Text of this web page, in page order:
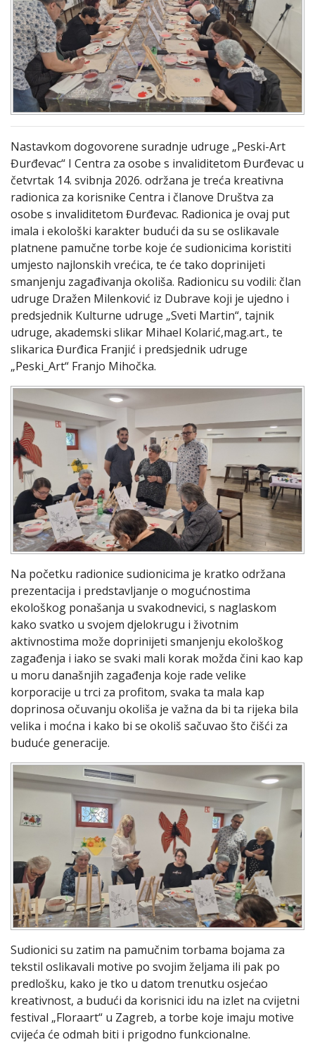
Nastavkom dogovorene suradnje udruge „Peski-Art
Đurđevac“ I Centra za osobe s invaliditetom Đurđevac u
četvrtak 14. svibnja 2026. održana je treća kreativna
radionica za korisnike Centra i članove Društva za
osobe s invaliditetom Đurđevac. Radionica je ovaj put
imala i ekološki karakter budući da su se oslikavale
platnene pamučne torbe koje će sudionicima koristiti
umjesto najlonskih vrećica, te će tako doprinijeti
smanjenju zagađivanja okoliša. Radionicu su vodili: član
udruge Dražen Milenković iz Dubrave koji je ujedno i
predsjednik Kulturne udruge „Sveti Martin“, tajnik
udruge, akademski slikar Mihael Kolarić,mag.art., te
slikarica Đurđica Franjić i predsjednik udruge
„Peski_Art“ Franjo Mihočka.
Na početku radionice sudionicima je kratko održana
prezentacija i predstavljanje o mogućnostima
ekološkog ponašanja u svakodnevici, s naglaskom
kako svatko u svojem djelokrugu i životnim
aktivnostima može doprinijeti smanjenju ekološkog
zagađenja i iako se svaki mali korak možda čini kao kap
u moru današnjih zagađenja koje rade velike
korporacije u trci za profitom, svaka ta mala kap
doprinosa očuvanju okoliša je važna da bi ta rijeka bila
velika i moćna i kako bi se okoliš sačuvao što čišći za
buduće generacije.
Sudionici su zatim na pamučnim torbama bojama za
tekstil oslikavali motive po svojim željama ili pak po
predlošku, kako je tko u datom trenutku osjećao
kreativnost, a budući da korisnici idu na izlet na cvijetni
festival „Floraart“ u Zagreb, a torbe koje imaju motive
cvijeća će odmah biti i prigodno funkcionalne.